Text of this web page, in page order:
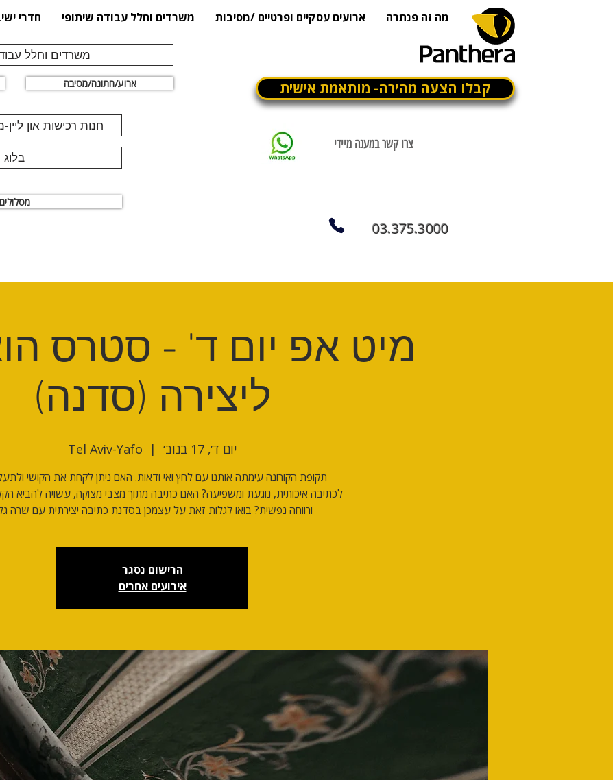
מה זה פנתרה ארועים עסקיים ופרטיים /מסיבות משרדים וחלל עבודה שיתופי חדרי
משרדים וחלל
ארוע/חתונה/מסיבה
חנות רכישות און
בלוג
קבלו הצעה מהירה- מותאמת אישית
צרו קשר במענה מיידי
מסלולים
03.375.3000
מיט אפ יום ד' - סטרס
ליצירה (סדנה)
יום ד׳, 17 בנוב׳
  |
Tel Aviv-Yafo
תקופת הקורונה עימתה אותנו עם לחץ ואי ודאות. האם ניתן לקחת את הקושי
לכתיבה איכותית, נוגעת ומשפיעה? האם כתיבה מתוך מצבי מצוקה, עשויה להביא
ורווחה נפשית? בואו לגלות זאת על עצמכן בסדנת כתיבה יצירתית עם שרה
הרישום נסגר
אירועים אחרים